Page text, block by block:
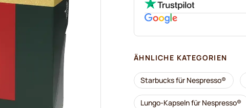
ÄHNLICHE KATEGORIEN
Starbucks für Nespresso®
Lungo-Kapseln für Nespresso®